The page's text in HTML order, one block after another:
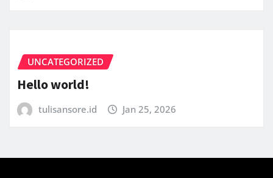
UNCATEGORIZED
Hello world!
tulisansore.id Jan 25, 2026